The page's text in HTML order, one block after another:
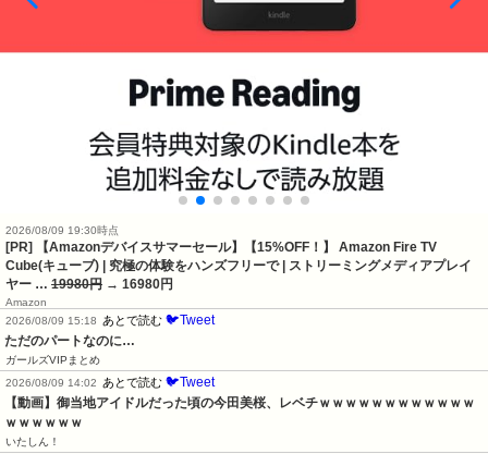
2026/08/09 19:30時点
[PR] 【Amazonデバイスサマーセール】【15%OFF！】 Amazon Fire TV
Cube(キューブ) | 究極の体験をハンズフリーで | ストリーミングメディアプレイ
ヤー … 19980円 → 16980円
Amazon
2026/08/09 15:18
あとで読む 🐦Tweet
ただのパートなのに…
ガールズVIPまとめ
2026/08/09 14:02
あとで読む 🐦Tweet
【動画】御当地アイドルだった頃の今田美桜、レベチｗｗｗｗｗｗｗｗｗｗｗｗ
ｗｗｗｗｗｗ
いたしん！